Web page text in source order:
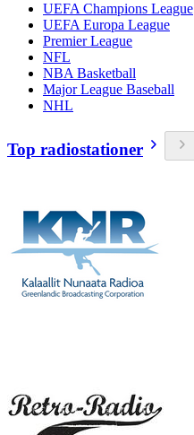
UEFA Champions League
UEFA Europa League
Premier League
NFL
NBA Basketball
Major League Baseball
NHL
Top radiostationer